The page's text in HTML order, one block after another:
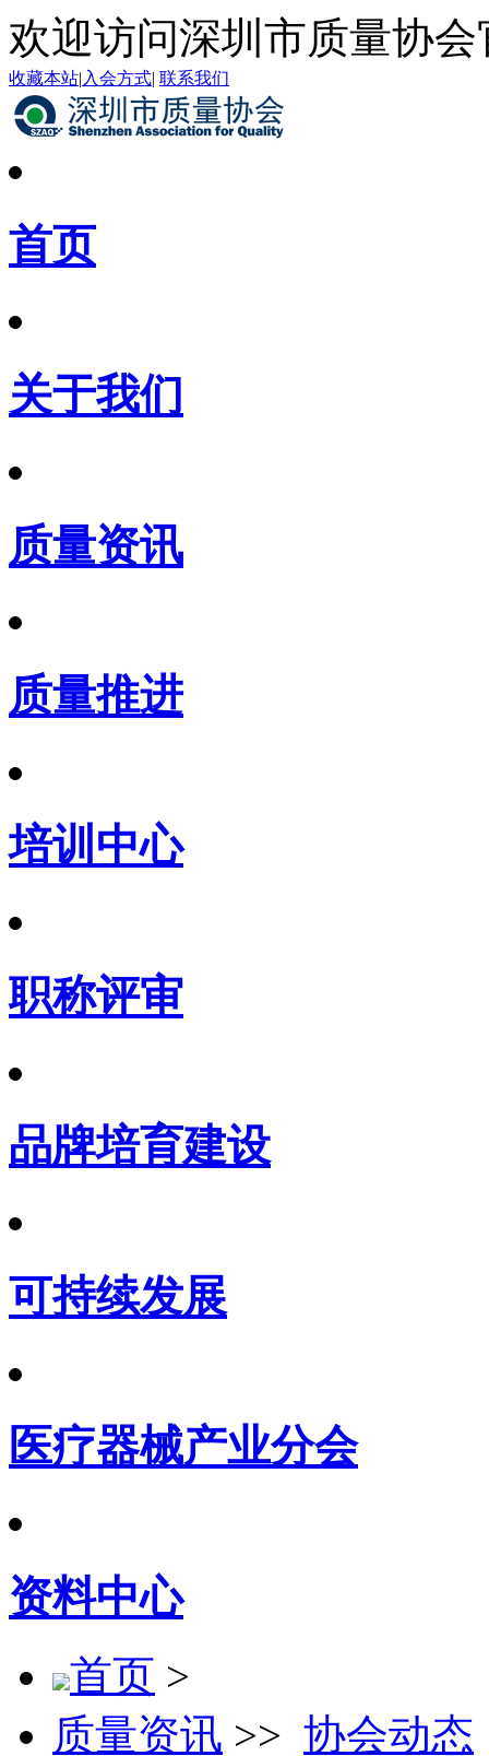
欢迎访问深圳市质量协会
收藏本站| 入会方式| 联系我们
首页
关于我们
质量资讯
质量推进
培训中心
职称评审
品牌培育建设
可持续发展
医疗器械产业分会
资料中心
首页 >
质量资讯 >> 协会动态